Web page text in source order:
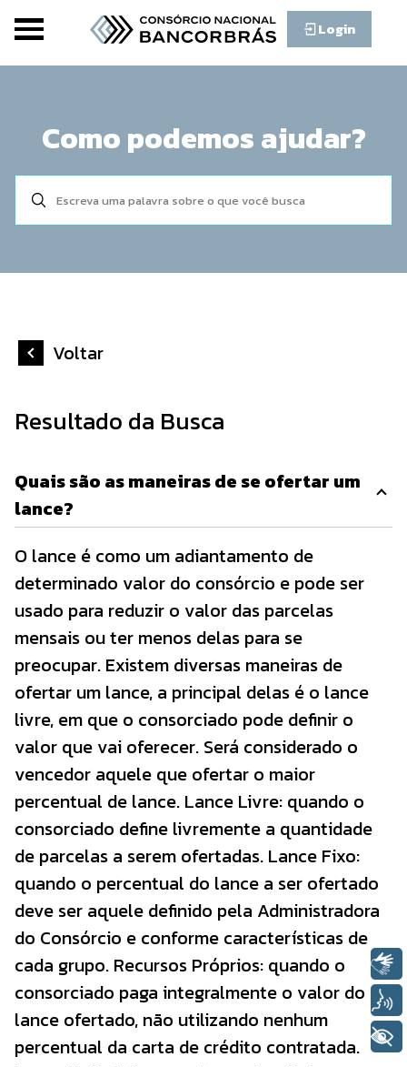
Login
Como podemos ajudar?
Voltar
Resultado da Busca
Quais são as maneiras de se ofertar um
lance?
O lance é como um adiantamento de
determinado valor do consórcio e pode ser
usado para reduzir o valor das parcelas
mensais ou ter menos delas para se
preocupar. Existem diversas maneiras de
ofertar um lance, a principal delas é o lance
livre, em que o consorciado pode definir o
valor que vai oferecer. Será considerado o
vencedor aquele que ofertar o maior
percentual de lance. Lance Livre: quando o
consorciado define livremente a quantidade
de parcelas a serem ofertadas. Lance Fixo:
quando o percentual do lance a ser ofertado
deve ser aquele definido pela Administradora
do Consórcio e conforme características de
cada grupo. Recursos Próprios: quando o
consorciado paga integralmente o valor do
lance ofertado, não utilizando nenhum
percentual da carta de crédito contratada.
Libras
Voz
+ Acessibilidade